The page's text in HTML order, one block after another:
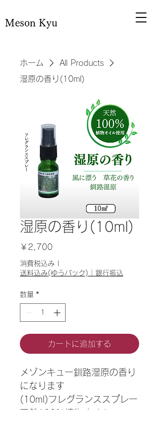
Meson Kyu
ホーム
All Products
湿原の香り(10ml)
湿原の香り(10ml)
￥2,700
格
消費税込み
送料込み(ゆうパック)｜銀行振込
数量 *
カートに追加する
メゾンキュー釧路湿原の香り
になります
(10ml)フレグランススプレー
天然100%植物オイル